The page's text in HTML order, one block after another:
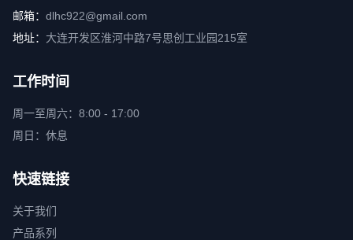
邮箱： dlhc922@gmail.com
地址： 大连开发区淮河中路7号思创工业园215室
工作时间
周一至周六：8:00 - 17:00
周日：休息
快速链接
关于我们
产品系列